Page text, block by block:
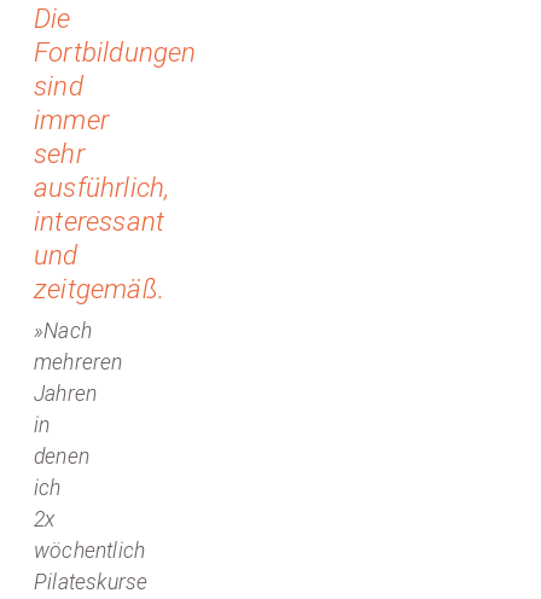
Die
Fortbildungen
sind
immer
sehr
ausführlich,
interessant
und
zeitgemäß.
»Nach
mehreren
Jahren
in
denen
ich
2x
wöchentlich
Pilateskurse